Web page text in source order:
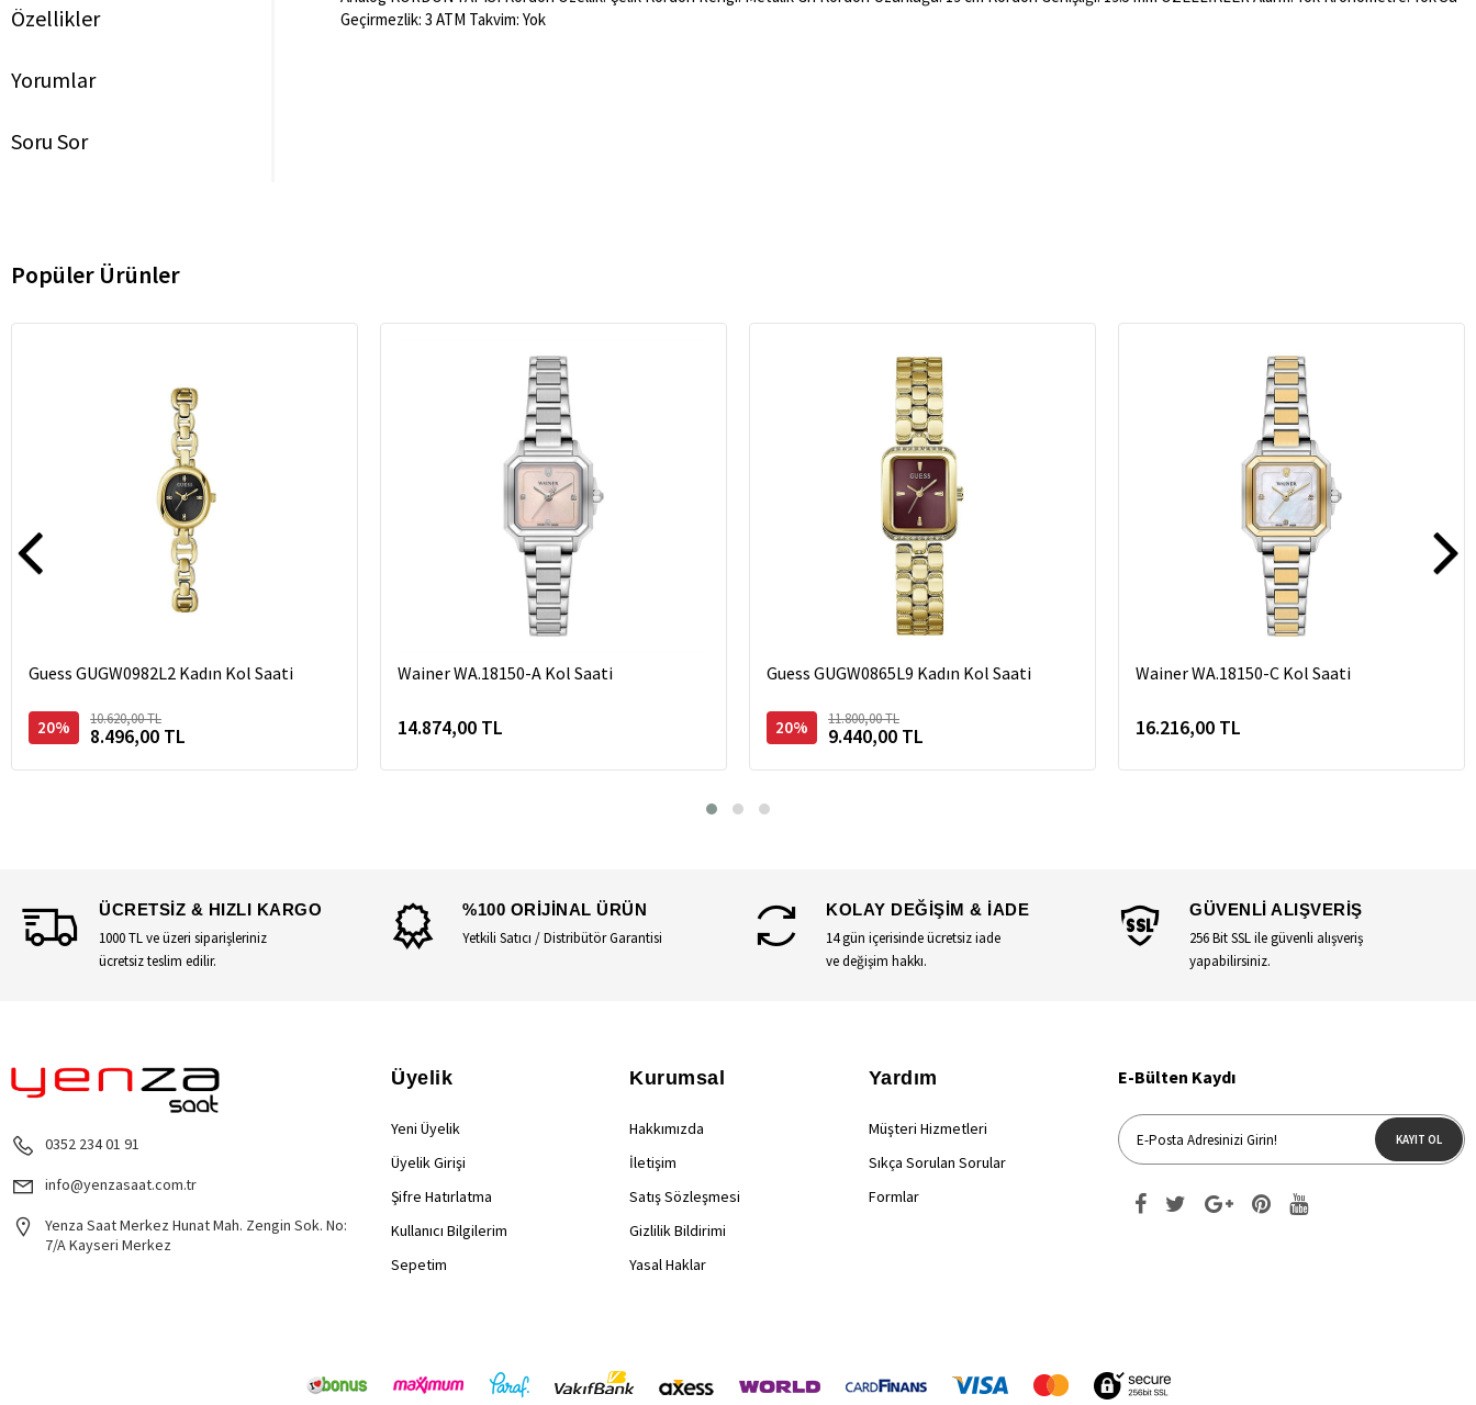
Özellikler
Yorumlar
Soru Sor
Geçirmezlik: 3 ATM Takvim: Yok
Popüler Ürünler
Guess GUGW0982L2 Kadın Kol Saati
20% 10.620,00 TL
8.496,00 TL
Wainer WA.18150-A Kol Saati
14.874,00 TL
Guess GUGW0865L9 Kadın Kol Saati
20% 11.800,00 TL
9.440,00 TL
Wainer WA.18150-C Kol Saati
16.216,00 TL
ÜCRETSİZ & HIZLI KARGO
1000 TL ve üzeri siparişleriniz
ücretsiz teslim edilir.
%100 ORİJİNAL ÜRÜN
Yetkili Satıcı / Distribütör Garantisi
KOLAY DEĞİŞİM & İADE
14 gün içerisinde ücretsiz iade
ve değişim hakkı.
GÜVENLİ ALIŞVERİŞ
256 Bit SSL ile güvenli alışveriş
yapabilirsiniz.
0352 234 01 91
info@yenzasaat.com.tr
Yenza Saat Merkez Hunat Mah. Zengin Sok. No:
7/A Kayseri Merkez
Üyelik
Yeni Üyelik
Üyelik Girişi
Şifre Hatırlatma
Kullanıcı Bilgilerim
Sepetim
Kurumsal
Hakkımızda
İletişim
Satış Sözleşmesi
Gizlilik Bildirimi
Yasal Haklar
Yardım
Müşteri Hizmetleri
Sıkça Sorulan Sorular
Formlar
E-Bülten Kaydı
KAYIT OL